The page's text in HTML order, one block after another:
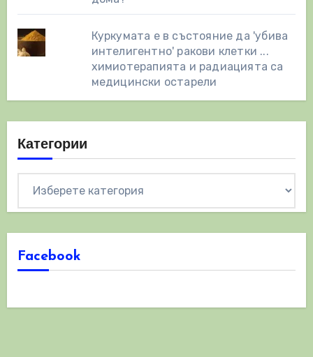
Куркумата е в състояние да 'убива
интелигентно' ракови клетки ...
химиотерапията и радиацията са
медицински остарели
Категории
Facebook